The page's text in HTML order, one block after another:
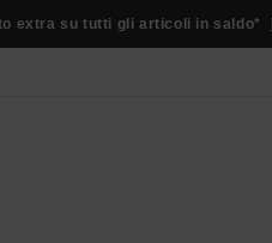
extra su tutti gli articoli in saldo*